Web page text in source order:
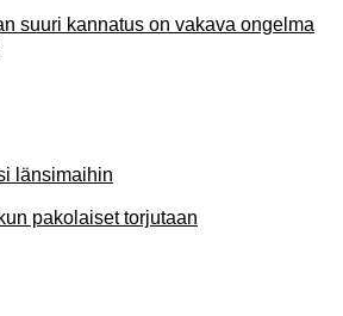
suuri kannatus on vakava ongelma
länsimaihin
pakolaiset torjutaan